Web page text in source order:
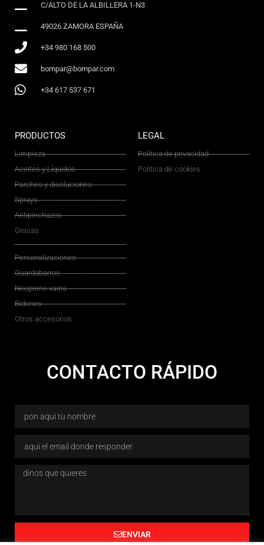
C/ALTO DE LA ALBILLERA 1-N3
49026 ZAMORA ESPAÑA
+34 980 168 500
bompar@bompar.com
+34 617 537 671
PRODUCTOS
Limpieza
Aceites y Líquidos
Parches y disoluciones
Sprays
Antipinchazos
Grasas
Personalizaciones
Guardabarros
Neopreno vaina
Bidones
Otros accesorios
LEGAL
Política de privacidad
Política de cookies
CONTACTO RÁPIDO
ENVIAR